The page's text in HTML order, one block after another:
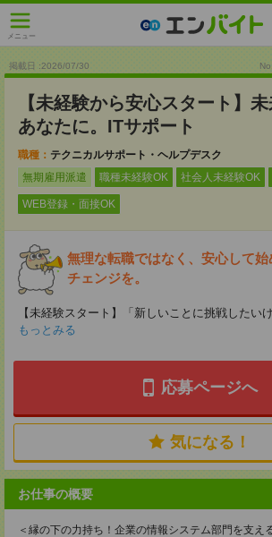
メニュー
掲載日 :2026/07/30
【未経験から安心スタート】
あなたに。ITサポート
職種： テクニカルサポート・ヘルプデスク
無期雇用派遣
職種未経験OK 社会人未経験OK
WEB登録・面接OK
無理な転職ではなく、安心して
チェンジを。
【未経験スタート】「新しいことに挑戦したい
もっとみる
応募ページへ
気になる！
お仕事の概要
＜縁の下の力持ち！企業の情報システム部門を支え